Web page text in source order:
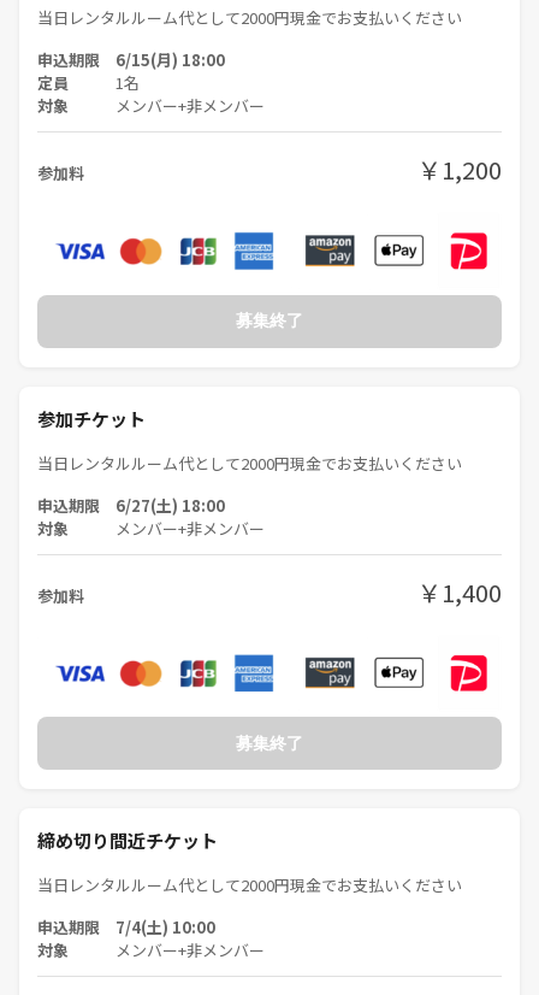
⚠️注意事項
宗教やネットワークビジネス等の勧誘行為は禁止です
過度なナンパ・迷惑行為などは禁止です
SNS等への無断撮影・投稿もご遠慮ください
連絡先交換は合意のもと行ってください、主催者から声掛けはしませ
ちょっとしたきっかけから、
そんなゆるくておだやかな時間を、一緒に楽しみましょう🌿
当日レンタルルーム代として2000円現金でお支払いください
申込期限 6/15(月) 18:00
定員 1名
対象 メンバー+非メンバー
参加料 ￥1,200
募集終了
参加チケット
当日レンタルルーム代として2000円現金でお支払いください
申込期限 6/27(土) 18:00
対象 メンバー+非メンバー
参加料 ￥1,400
募集終了
締め切り間近チケット
当日レンタルルーム代として2000円現金でお支払いください
申込期限 7/4(土) 10:00
対象 メンバー+非メンバー